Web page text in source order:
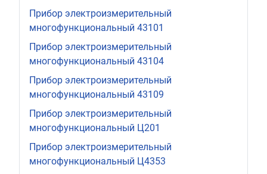
Прибор электроизмерительный
многофункциональный 43101
Прибор электроизмерительный
многофункциональный 43104
Прибор электроизмерительный
многофункциональный 43109
Прибор электроизмерительный
многофункциональный Ц201
Прибор электроизмерительный
многофункциональный Ц4353